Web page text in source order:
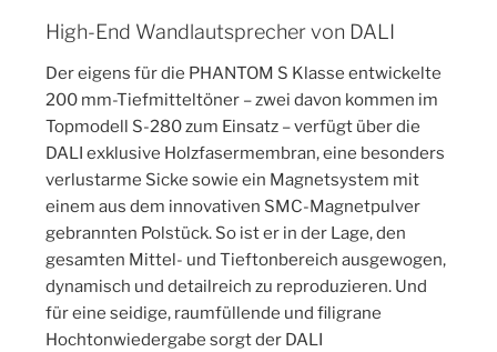
High-End Wandlautsprecher von DALI
Der eigens für die PHANTOM S Klasse entwickelte
200 mm-Tiefmitteltöner – zwei davon kommen im
Topmodell S-280 zum Einsatz – verfügt über die
DALI exklusive Holzfasermembran, eine besonders
verlustarme Sicke sowie ein Magnetsystem mit
einem aus dem innovativen SMC-Magnetpulver
gebrannten Polstück. So ist er in der Lage, den
gesamten Mittel- und Tieftonbereich ausgewogen,
dynamisch und detailreich zu reproduzieren. Und
für eine seidige, raumfüllende und filigrane
Hochtonwiedergabe sorgt der DALI